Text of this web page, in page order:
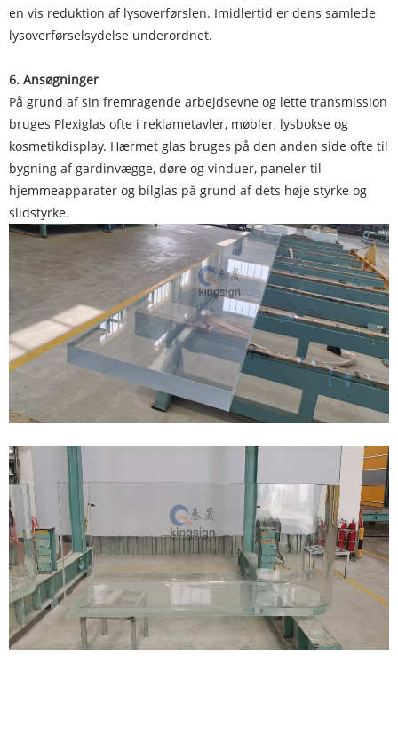
en vis reduktion af lysoverførslen. Imidlertid er dens samlede
lysoverførselsydelse underordnet.
6. Ansøgninger
På grund af sin fremragende arbejdsevne og lette transmission
bruges Plexiglas ofte i reklametavler, møbler, lysbokse og
kosmetikdisplay. Hærmet glas bruges på den anden side ofte til
bygning af gardinvægge, døre og vinduer, paneler til
hjemmeapparater og bilglas på grund af dets høje styrke og
slidstyrke.